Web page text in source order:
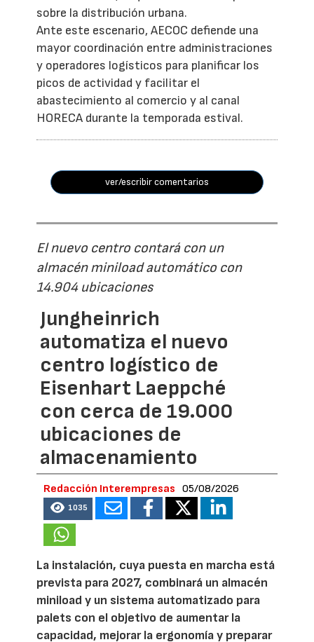
sobre la distribución urbana.
Ante este escenario, AECOC defiende una
mayor coordinación entre administraciones
y operadores logísticos para planificar los
picos de actividad y facilitar el
abastecimiento al comercio y al canal
HORECA durante la temporada estival.
ver/escribir comentarios
El nuevo centro contará con un
almacén miniload automático con
14.904 ubicaciones
Jungheinrich
automatiza el nuevo
centro logístico de
Eisenhart Laeppché
con cerca de 19.000
ubicaciones de
almacenamiento
Redacción Interempresas 05/08/2026
1035
La instalación, cuya puesta en marcha está
prevista para 2027, combinará un almacén
miniload y un sistema automatizado para
palets con el objetivo de aumentar la
capacidad, mejorar la ergonomía y preparar